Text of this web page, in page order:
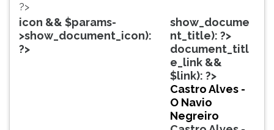
leitor
pausar
?>
icon && $params-
>show_document_icon):
?>
show_docume
nt_title): ?>
document_titl
e_link &&
$link): ?>
Castro Alves -
O Navio
Negreiro